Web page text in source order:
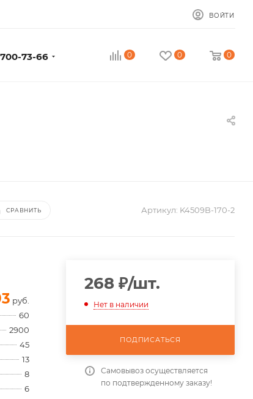
ВОЙТИ
73-66 0 0 0
СРАВНИТЬ Артикул: K4509B-170-2
руб.
60
2900
45
13
8
6
268 ₽/шт.
Нет в наличии
ПОДПИСАТЬСЯ
Самовывоз осуществляется
по подтвержденному заказу!